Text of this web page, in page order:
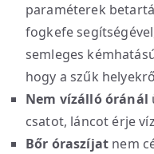
paraméterek
fogkefe
semleges
hogy a szűk
Nem vízálló óránál
csatot, láncot érje
Bőr óraszíjat nem